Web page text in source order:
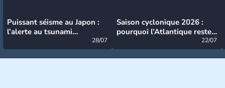
Puissant séisme au Japon :
l’alerte au tsunami
28/07
Saison cyclonique 2026 :
pourquoi l’Atlantique reste
22/07